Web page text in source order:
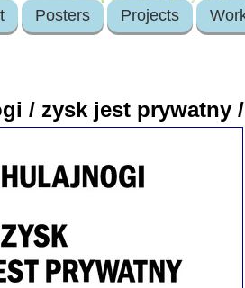
Posters Projects
/ zysk jest prywatny